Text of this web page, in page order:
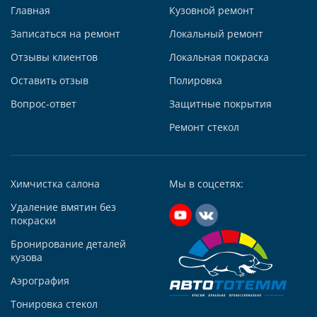
121059, г. Москва, ул. Киевская, д. 14, стр. 3
+7 (495) 927-56-51
Telegram
Заказать звонок
Построить маршрут
Главная
Записаться на ремонт
Отзывы клиентов
Оставить отзыв
Вопрос-ответ
Кузовной ремонт
Локальный ремонт
Локальная покраска
Полировка
Защитные покрытия
Ремонт стекол
Химчистка салона
Удаление вмятин без
покраски
Бронирование деталей
кузова
Аэрография
Тонировка стекол
Мы в соцсетях: